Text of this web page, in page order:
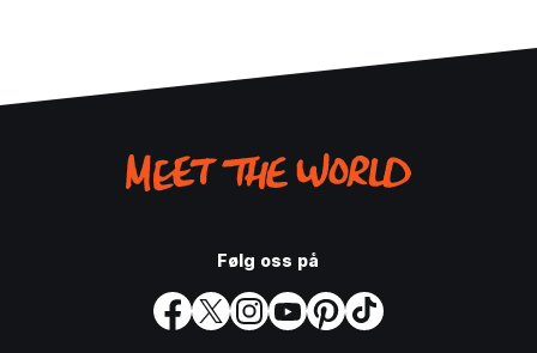
Følg oss på